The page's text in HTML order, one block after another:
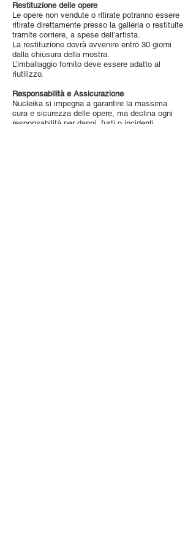
Restituzione delle opere
Le opere non vendute o ritirate potranno essere
ritirate direttamente presso la galleria o restituite
tramite corriere, a spese dell’artista.
La restituzione dovrà avvenire entro 30 giorni
dalla chiusura della mostra.
L’imballaggio fornito deve essere adatto al
riutilizzo.
Responsabilità e Assicurazione
Nucleika si impegna a garantire la massima
cura e sicurezza delle opere, ma declina ogni
responsabilità per danni, furti o incidenti.